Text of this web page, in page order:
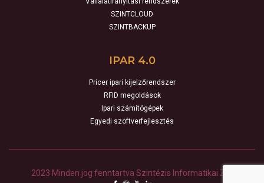
SZINTCLOUD
SZINTBACKUP
IPAR 4.0
Pricer ipari kijelzőrendszer
RFID megoldások
Ipari számítógépek
Egyedi szoftverfejlesztés
2023 Minden jog fenntartva Szintézis Informatikai Zrt.